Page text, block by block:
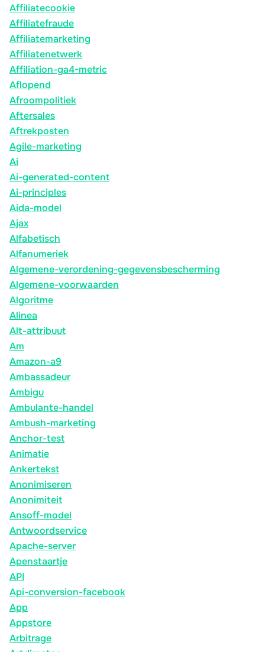
Affiliatecookie
Affiliatefraude
Affiliatemarketing
Affiliatenetwerk
Affiliation-ga4-metric
Aflopend
Afroompolitiek
Aftersales
Aftrekposten
Agile-marketing
Ai
Ai-generated-content
Ai-principles
Aida-model
Ajax
Alfabetisch
Alfanumeriek
Algemene-verordening-gegevensbescherming
Algemene-voorwaarden
Algoritme
Alinea
Alt-attribuut
Am
Amazon-a9
Ambassadeur
Ambigu
Ambulante-handel
Ambush-marketing
Anchor-test
Animatie
Ankertekst
Anonimiseren
Anonimiteit
Ansoff-model
Antwoordservice
Apache-server
Apenstaartje
API
Api-conversion-facebook
App
Appstore
Arbitrage